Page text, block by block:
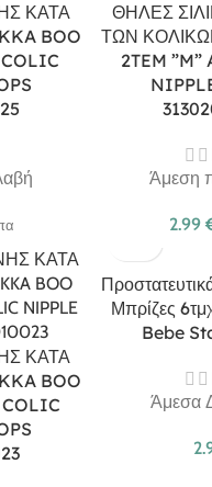
ΚΑΤΑ
BOO
ΘΗΛΕΣ
ΤΩΝ
2TEM
Άμεση
2.99
ΚΑΤΑ
BOO
COLIC
Μπρίζες
Bebe
Άμεσα